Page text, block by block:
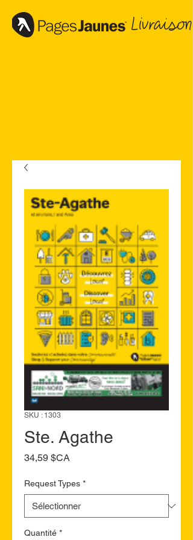
Livraison
SKU : 1303
Ste. Agathe
34,59 $CA
Request Types *
Quantité *